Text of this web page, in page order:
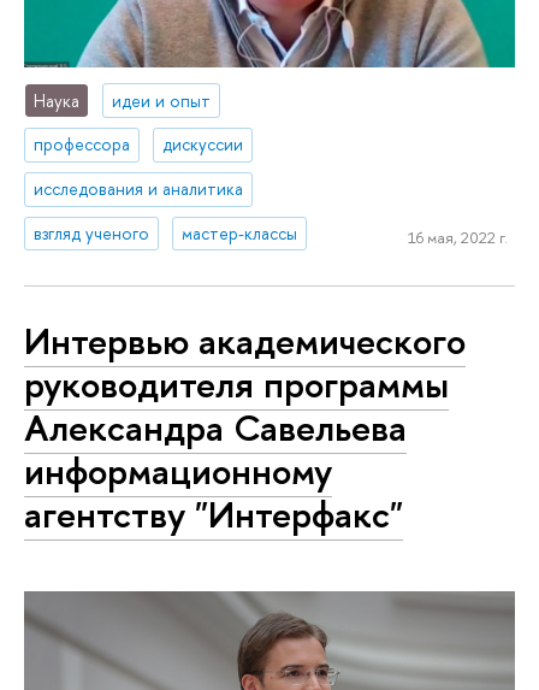
Наука
идеи и опыт
профессора
дискуссии
исследования и аналитика
взгляд ученого
мастер-классы 16 мая, 2022 г.
Интервью академического
руководителя программы
Александра Савельева
информационному
агентству "Интерфакс"